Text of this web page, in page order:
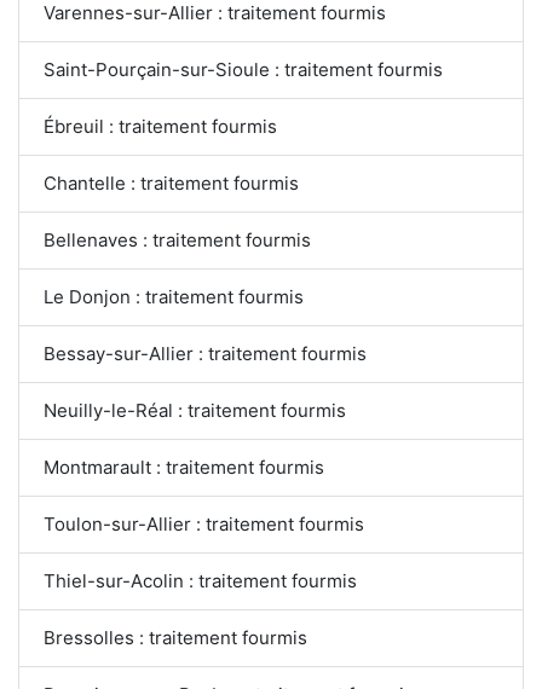
Varennes-sur-Allier : traitement fourmis
Saint-Pourçain-sur-Sioule : traitement fourmis
Ébreuil : traitement fourmis
Chantelle : traitement fourmis
Bellenaves : traitement fourmis
Le Donjon : traitement fourmis
Bessay-sur-Allier : traitement fourmis
Neuilly-le-Réal : traitement fourmis
Montmarault : traitement fourmis
Toulon-sur-Allier : traitement fourmis
Thiel-sur-Acolin : traitement fourmis
Bressolles : traitement fourmis